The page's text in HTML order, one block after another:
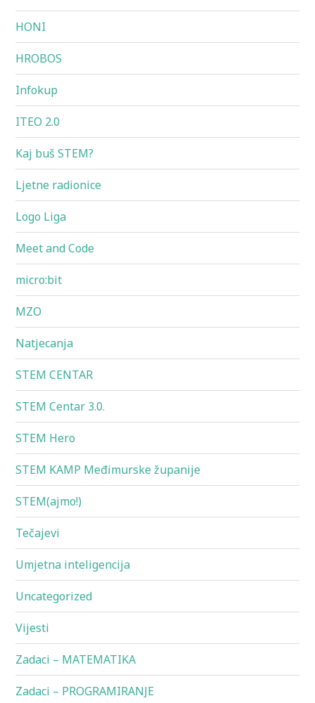
HONI
HROBOS
Infokup
ITEO 2.0
Kaj buš STEM?
Ljetne radionice
Logo Liga
Meet and Code
micro:bit
MZO
Natjecanja
STEM CENTAR
STEM Centar 3.0.
STEM Hero
STEM KAMP Međimurske županije
STEM(ajmo!)
Tečajevi
Umjetna inteligencija
Uncategorized
Vijesti
Zadaci – MATEMATIKA
Zadaci – PROGRAMIRANJE